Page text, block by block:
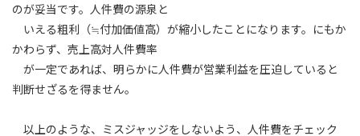
のが妥当です。人件費の源泉と
いえる粗利（≒付加価値高）が縮小したことになります。にもか
かわらず、売上高対人件費率
が一定であれば、明らかに人件費が営業利益を圧迫していると
判断せざるを得ません。
以上のような、ミスジャッジをしないよう、人件費をチェック